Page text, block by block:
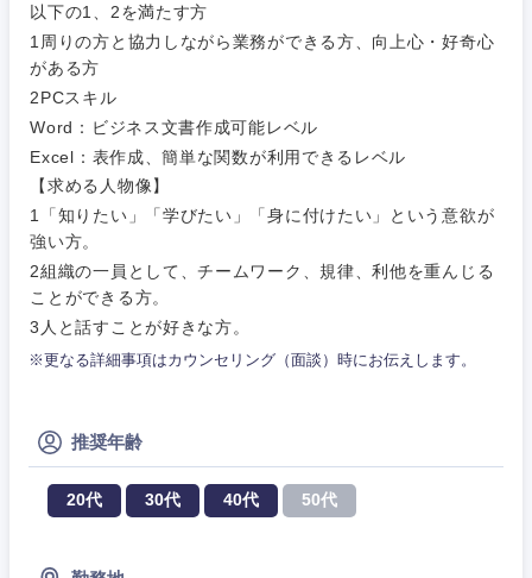
以下の1、2を満たす方
1周りの方と協力しながら業務ができる方、向上心・好奇心
がある方
2PCスキル
Word：ビジネス文書作成可能レベル
Excel：表作成、簡単な関数が利用できるレベル
【求める人物像】
1「知りたい」「学びたい」「身に付けたい」という意欲が
強い方。
2組織の一員として、チームワーク、規律、利他を重んじる
ことができる方。
3人と話すことが好きな方。
※更なる詳細事項はカウンセリング（面談）時にお伝えします。
推奨年齢
20代 30代 40代 50代
専門職
技術職
Webサー
ビス・制
作、ゲー
ム
技術職
（モノづ
くり）
ル
技術職（モノづくり）
金融専門職
メディカル
不動産専門職
建設・施工管理
事務職
小売・通販・外食
IT・通信
WEBサービス
広告・宣伝・印刷
エンターテイメント
関東地方
茨城県 栃木県
千葉県 東京都
年間休日120日以